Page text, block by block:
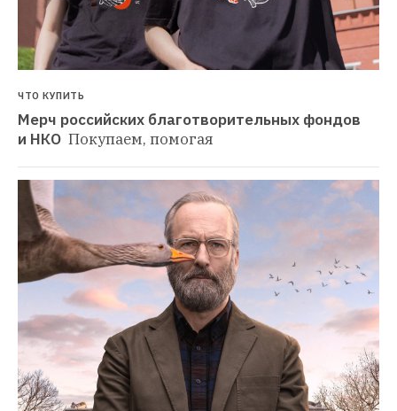
ЧТО КУПИТЬ
Мерч российских благотворительных фондов
и НКО Покупаем, помогая